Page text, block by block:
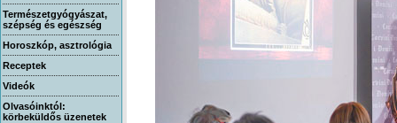
Természetgyógyászat,
szépség és egészség
Horoszkóp, asztrológia
Receptek
Videók
Olvasóinktól:
körbeküldős üzenetek